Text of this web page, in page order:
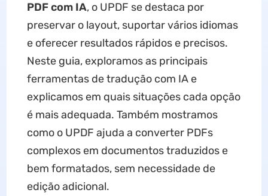
PDF com IA, o UPDF se destaca por
preservar o layout, suportar vários idiomas
e oferecer resultados rápidos e precisos.
Neste guia, exploramos as principais
ferramentas de tradução com IA e
explicamos em quais situações cada opção
é mais adequada. Também mostramos
como o UPDF ajuda a converter PDFs
complexos em documentos traduzidos e
bem formatados, sem necessidade de
edição adicional.